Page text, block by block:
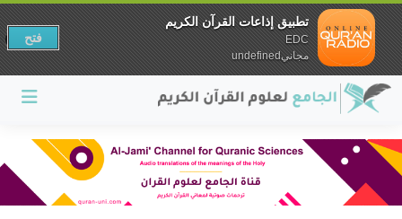
تطبيق إذاعات القرآن الكريم
EDC
مجانيundefined
فتح